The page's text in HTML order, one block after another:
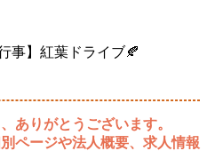
ありがとうございます。
ページや法人概要、求人情報